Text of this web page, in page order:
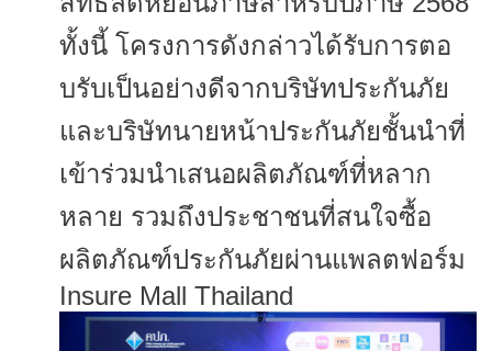
ทั้งนี้ โครงการดังกล่าวได้รับการตอ
บรับเป็นอย่างดีจากบริษัทประกันภัย
และบริษัทนายหน้าประกันภัยชั้นนำที่
เข้าร่วมนำเสนอผลิตภัณฑ์ที่หลาก
หลาย รวมถึงประชาชนที่สนใจซื้อ
ผลิตภัณฑ์ประกันภัยผ่านแพลตฟอร์ม
Insure Mall Thailand